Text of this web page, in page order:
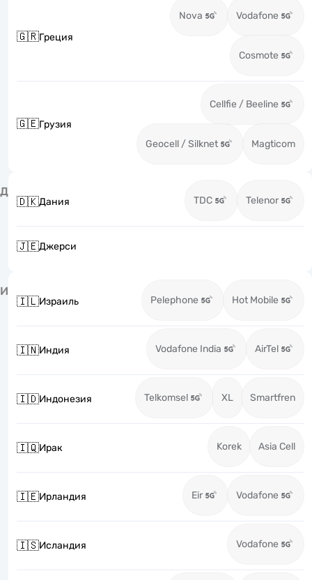
🇬🇷Греция
Nova Vodafone
Cosmote
🇬🇪Грузия
Cellfie / Beeline
Geocell / Silknet Magticom
Д
🇩🇰Дания TDC Telenor
🇯🇪Джерси
И
🇮🇱Израиль Pelephone Hot Mobile
🇮🇳Индия Vodafone India AirTel
🇮🇩Индонезия Telkomsel XL Smartfren
🇮🇶Ирак Korek Asia Cell
🇮🇪Ирландия Eir Vodafone
🇮🇸Исландия Vodafone